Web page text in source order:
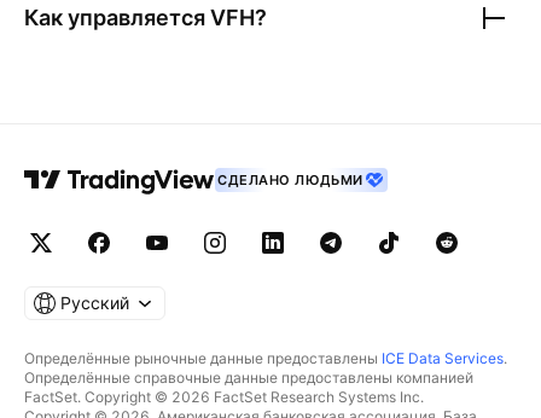
Как управляетсяVFH?
СДЕЛАНО ЛЮДЬМИ
Русский
Определённые рыночные данные предоставлены ICE Data Services.
Определённые справочные данные предоставлены компанией
FactSet. Copyright © 2026 FactSet Research Systems Inc.